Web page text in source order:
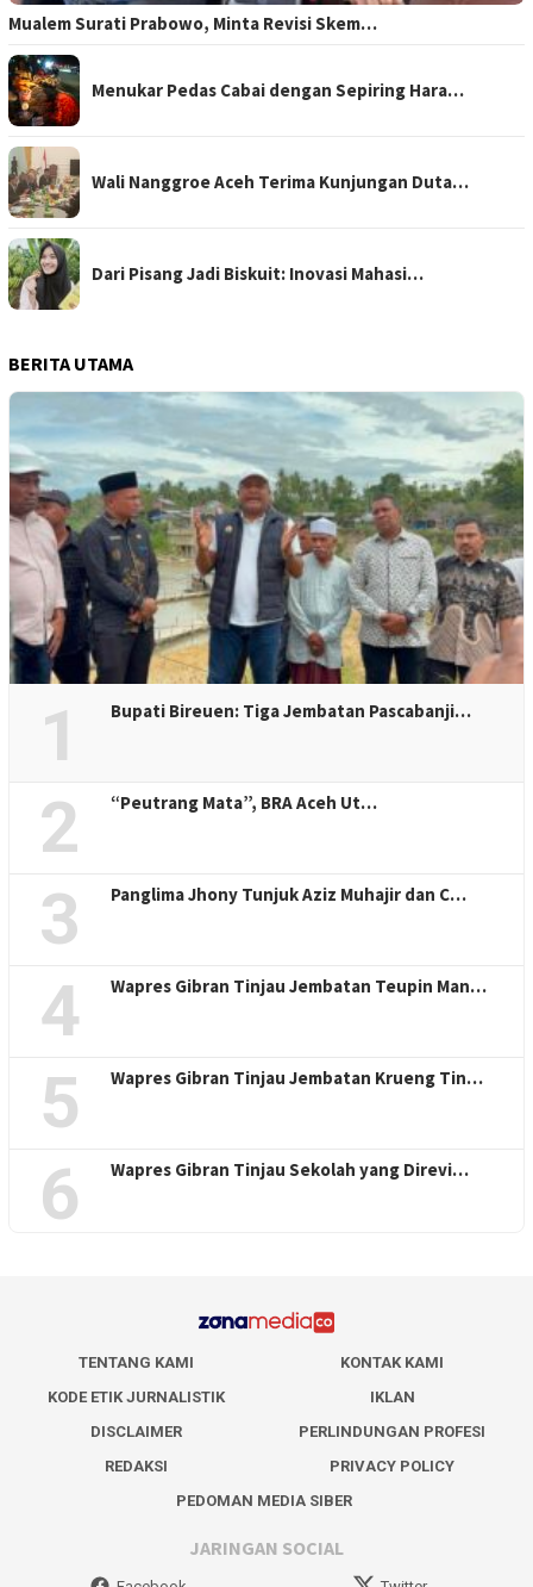
Mualem Surati Prabowo, Minta Revisi Skem…
Menukar Pedas Cabai dengan Sepiring Hara…
Wali Nanggroe Aceh Terima Kunjungan Duta…
Dari Pisang Jadi Biskuit: Inovasi Mahasi…
BERITA UTAMA
1 Bupati Bireuen: Tiga Jembatan Pascabanji…
2 “Peutrang Mata”, BRA Aceh Ut…
3 Panglima Jhony Tunjuk Aziz Muhajir dan C…
4 Wapres Gibran Tinjau Jembatan Teupin Man…
5 Wapres Gibran Tinjau Jembatan Krueng Tin…
6 Wapres Gibran Tinjau Sekolah yang Direvi…
TENTANG KAMI
KONTAK KAMI
KODE ETIK JURNALISTIK
IKLAN
DISCLAIMER
PERLINDUNGAN PROFESI
REDAKSI
PRIVACY POLICY
PEDOMAN MEDIA SIBER
JARINGAN SOCIAL